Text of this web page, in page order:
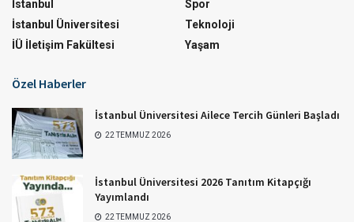
İstanbul
İstanbul Üniversitesi
İÜ İletişim Fakültesi
Spor
Teknoloji
Yaşam
Özel Haberler
İstanbul Üniversitesi Ailece Tercih Günleri Başladı
22 TEMMUZ 2026
İstanbul Üniversitesi 2026 Tanıtım Kitapçığı
Yayımlandı
22 TEMMUZ 2026